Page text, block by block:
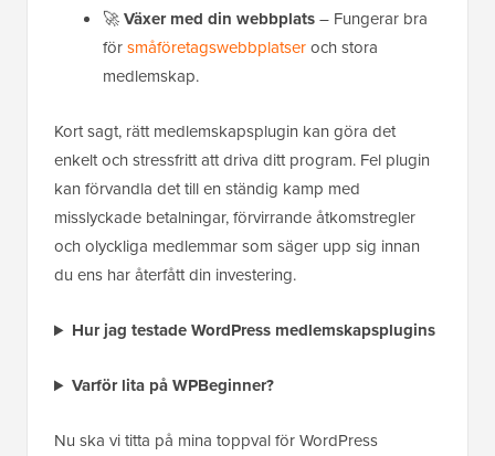
🚀Växer med din webbplats– Fungerar bra
försmåföretagswebbplatseroch stora
medlemskap.
Kort sagt, rätt medlemskapsplugin kan göra det
enkelt och stressfritt att driva ditt program. Fel plugin
kan förvandla det till en ständig kamp med
misslyckade betalningar, förvirrande åtkomstregler
och olyckliga medlemmar som säger upp sig innan
du ens har återfått din investering.
Hur jag testade WordPress medlemskapsplugins
Varför lita på WPBeginner?
Nu ska vi titta på mina toppval för WordPress